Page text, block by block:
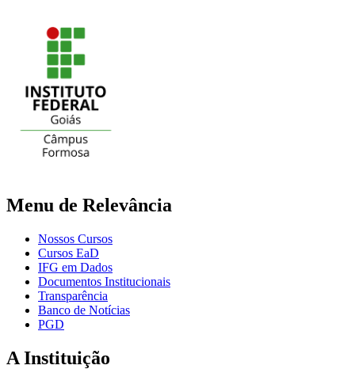
Menu de Relevância
Nossos Cursos
Cursos EaD
IFG em Dados
Documentos Institucionais
Transparência
Banco de Notícias
PGD
A Instituição